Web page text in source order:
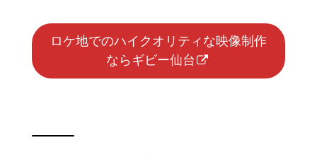
ロケ地でのハイクオリティな映像制作
ならギビー仙台